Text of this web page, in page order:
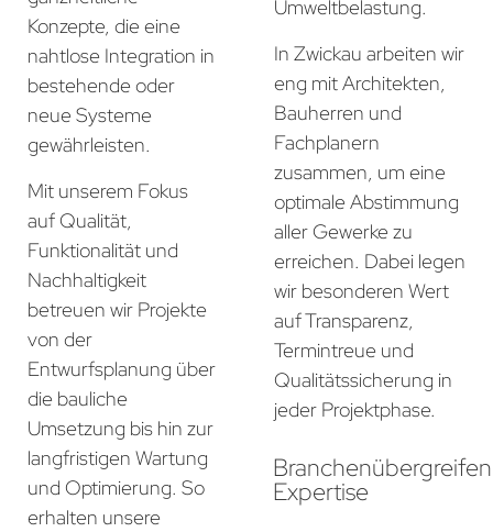
Konzepte, die eine
nahtlose Integration in
bestehende oder
neue Systeme
gewährleisten.
Mit unserem Fokus
auf Qualität,
Funktionalität und
Nachhaltigkeit
betreuen wir Projekte
von der
Entwurfsplanung über
die bauliche
Umsetzung bis hin zur
langfristigen Wartung
und Optimierung. So
erhalten unsere
Umweltbelastung.
In Zwickau arbeiten wir
eng mit Architekten,
Bauherren und
Fachplanern
zusammen, um eine
optimale Abstimmung
aller Gewerke zu
erreichen. Dabei legen
wir besonderen Wert
auf Transparenz,
Termintreue und
Qualitätssicherung in
jeder Projektphase.
Expertise